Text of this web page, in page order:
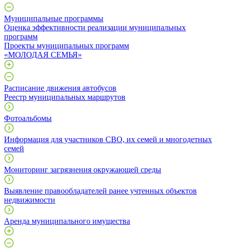
Муниципальные программы
Оценка эффективности реализации муниципальных
программ
Проекты муниципальных программ
«МОЛОДАЯ СЕМЬЯ»
Расписание движения автобусов
Реестр муниципальных маршрутов
Фотоальбомы
Информация для участников СВО, их семей и многодетных
семей
Мониторинг загрязнения окружающей среды
Выявление правообладателей ранее учтенных объектов
недвижимости
Аренда муниципального имущества